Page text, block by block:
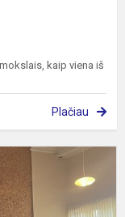
kaip viena iš
Plačiau